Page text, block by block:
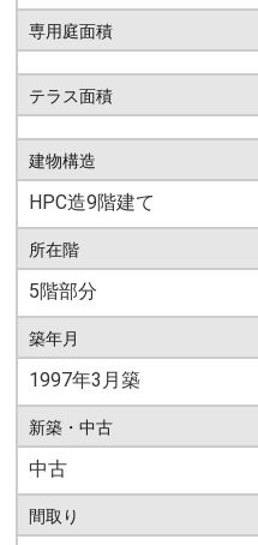
専用庭面積
テラス面積
建物構造
HPC造9階建て
所在階
5階部分
築年月
1997年3月築
新築・中古
中古
間取り